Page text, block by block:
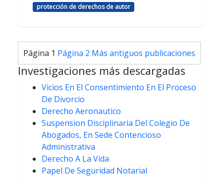
protección de derechos de autor
Paginación
de
entradas
Página 1 Página 2 Más antiguos publicaciones
Investigaciones más descargadas
Vicios En El Consentimiento En El Proceso
De Divorcio
Derecho Aeronautico
Suspension Disciplinaria Del Colegio De
Abogados, En Sede Contencioso
Administrativa
Derecho A La Vida
Papel De Seguridad Notarial